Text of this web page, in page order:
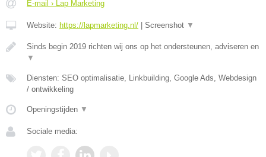
E-mail › Lap Marketing
Website: https://lapmarketing.nl/ Screenshot ▼
Sinds begin 2019 richten wij ons op het ondersteunen, adviseren en
▼
Diensten: SEO optimalisatie, Linkbuilding, Google Ads, Webdesign
/ ontwikkeling
Openingstijden ▼
Sociale media: